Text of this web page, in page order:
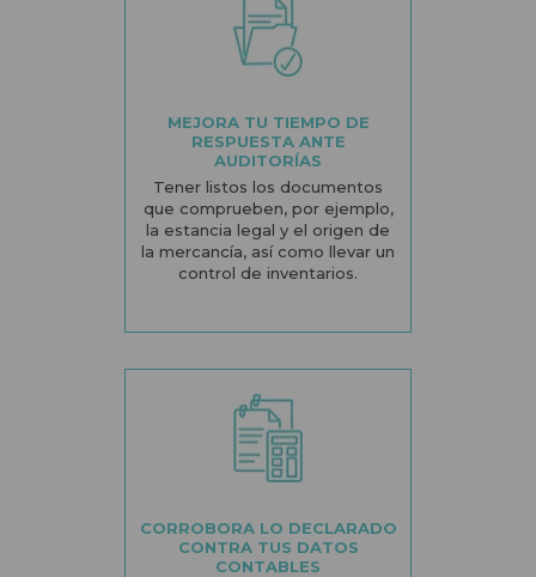
MEJORA TU TIEMPO DE
RESPUESTA ANTE
AUDITORÍAS
Tener listos los documentos
que comprueben, por ejemplo,
la estancia legal y el origen de
la mercancía, así como llevar un
control de inventarios.
CORROBORA LO DECLARADO
CONTRA TUS DATOS
CONTABLES